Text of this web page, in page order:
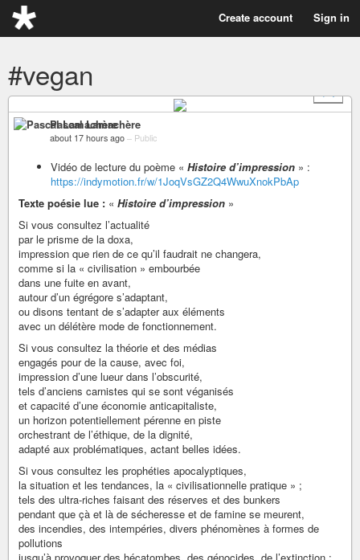
Create account Sign in
#vegan
+ 1
Pascal Lamachère
about 17 hours ago – Public
Vidéo de lecture du poème « Histoire d’impression » :
https://indymotion.fr/w/1JoqVsGZ2Q4WwuXnokPbAp
Texte poésie lue : « Histoire d’impression »
Si vous consultez l’actualité
par le prisme de la doxa,
impression que rien de ce qu’il faudrait ne changera,
comme si la « civilisation » embourbée
dans une fuite en avant,
autour d’un égrégore s’adaptant,
ou disons tentant de s’adapter aux éléments
avec un délétère mode de fonctionnement.
Si vous consultez la théorie et des médias
engagés pour de la cause, avec foi,
impression d’une lueur dans l’obscurité,
tels d’anciens carnistes qui se sont véganisés
et capacité d’une économie anticapitaliste,
un horizon potentiellement pérenne en piste
orchestrant de l’éthique, de la dignité,
adapté aux problématiques, actant belles idées.
Si vous consultez les prophéties apocalyptiques,
la situation et les tendances, la « civilisationnelle pratique » ;
tels des ultra-riches faisant des réserves et des bunkers
pendant que çà et là de sécheresse et de famine se meurent,
des incendies, des intempéries, divers phénomènes à formes de
pollutions
jusqu’à provoquer des hécatombes, des génocides, de l’extinction ;